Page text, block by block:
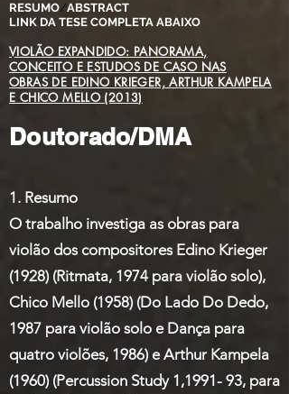
RESUMO/ABSTRACT
LINK DA TESE COMPLETA ABAIXO
VIOLÃO EXPANDIDO: PANORAMA,
CONCEITO E ESTUDOS DE CASO NAS
OBRAS DE EDINO KRIEGER, ARTHUR KAMPELA
E CHICO MELLO (2013)
Doutorado/DMA
1. Resumo
O trabalho investiga as obras para
violão dos compositores Edino Krieger
(1928) (Ritmata, 1974 para violão solo),
Chico Mello (1958) (Do Lado Do Dedo,
1987 para violão solo e Dança para
quatro violões, 1986) e Arthur Kampela
(1960) (Percussion Study 1,1991- 93, para